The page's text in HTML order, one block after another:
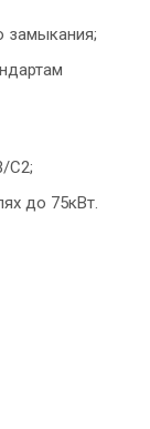
замыкания;
С2;
до 75кВт.